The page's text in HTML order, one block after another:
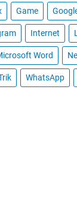
Game
Internet
Word
WhatsApp